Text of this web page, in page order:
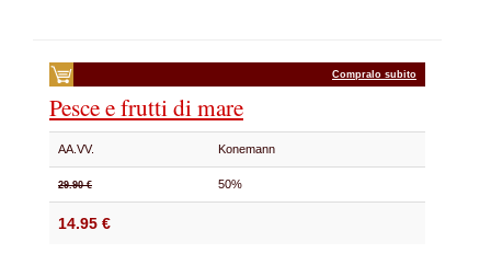
Compralo subito
Pesce e frutti di mare
AA.VV. Konemann
29.90 € 50%
14.95 €